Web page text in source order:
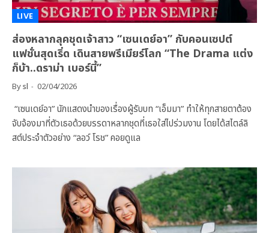
LIVE
ส่องหลากลุคชุดเจ้าสาว “เซนเดย์อา” กับคอนเซปต์
แฟชั่นสุดเริ่ด เดินสายพรีเมียร์โลก “The Drama แต่ง
ก็บ้า..ดราม่า เบอร์นี้”
Bysl 02/04/2026
“เซนเดย์อา” นักแสดงนำของเรื่องผู้รับบท “เอ็มมา” ทำให้ทุกสายตาต้อง
จับจ้องมาที่ตัวเธอด้วยบรรดาหลากชุดที่เธอใส่ไปร่วมงาน โดยได้สไตล์ลิ
สต์ประจำตัวอย่าง “ลอว์ โรช” คอยดูแล